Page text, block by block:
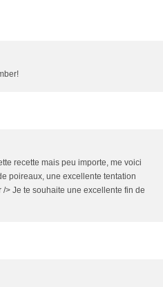
recette mais peu importe, me voici
poireaux, une excellente tentation
> Je te souhaite une excellente fin de